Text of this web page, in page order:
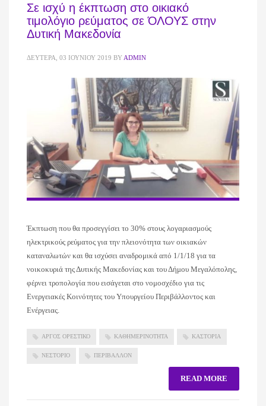
Σε ισχύ η έκπτωση στο οικιακό
τιμολόγιο ρεύματος σε ΌΛΟΥΣ στην
Δυτική Μακεδονία
ΔΕΥΤΈΡΑ, 03 ΙΟΥΝΊΟΥ 2019 BY ADMIN
Έκπτωση που θα προσεγγίσει το 30% στους λογαριασμούς
ηλεκτρικούς ρεύματος για την πλειονότητα των οικιακών
καταναλωτών και θα ισχύσει αναδρομικά από 1/1/18 για τα
νοικοκυριά της Δυτικής Μακεδονίας και του Δήμου Μεγαλόπολης,
φέρνει τροπολογία που εισάγεται στο νομοσχέδιο για τις
Ενεργειακές Κοινότητες του Υπουργείου Περιβάλλοντος και
Ενέργειας.
ΑΡΓΟΣ ΟΡΕΣΤΙΚΟ ΚΑΘΗΜΕΡΙΝΟΤΗΤΑ ΚΑΣΤΟΡΙΑ
ΝΕΣΤΟΡΙΟ ΠΕΡΙΒΑΛΛΟΝ
READ MORE